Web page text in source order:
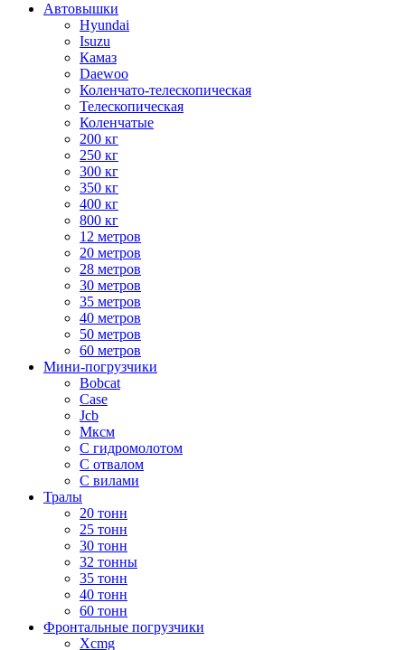
Автовышки
Hyundai
Isuzu
Камаз
Daewoo
Коленчато-телескопическая
Телескопическая
Коленчатые
200 кг
250 кг
300 кг
350 кг
400 кг
800 кг
12 метров
20 метров
28 метров
30 метров
35 метров
40 метров
50 метров
60 метров
Мини-погрузчики
Bobcat
Case
Jcb
Мксм
С гидромолотом
С отвалом
С вилами
Тралы
20 тонн
25 тонн
30 тонн
32 тонны
35 тонн
40 тонн
60 тонн
Фронтальные погрузчики
Xcmg